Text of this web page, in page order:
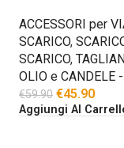
ACCESSORI per
SCARICO,
SCARICO,
OLIO e CANDELE -
€59.90 €45.90
Aggiungi Al